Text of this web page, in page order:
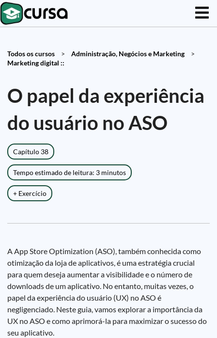
Todos os cursos > Administração, Negócios e Marketing
>
Marketing digital ::
O papel da experiência
do usuário no ASO
Capítulo 38
Tempo estimado de leitura: 3 minutos
+ Exercício
A App Store Optimization (ASO), também conhecida como
otimização da loja de aplicativos, é uma estratégia crucial
para quem deseja aumentar a visibilidade e o número de
downloads de um aplicativo. No entanto, muitas vezes, o
papel da experiência do usuário (UX) no ASO é
negligenciado. Neste guia, vamos explorar a importância da
UX no ASO e como aprimorá-la para maximizar o sucesso do
seu aplicativo.